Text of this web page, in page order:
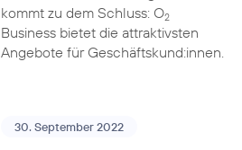
kommt zu dem Schluss: O2
Business bietet die attraktivsten
Angebote für Geschäftskund:innen.
30. September 2022